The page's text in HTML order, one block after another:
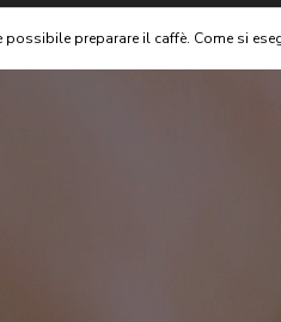
preparare il caffè. Come si